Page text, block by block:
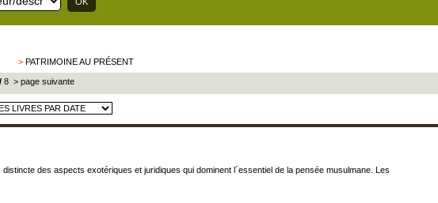
>PATRIMOINE AU PRÉSENT
8 > page suivante
des aspects exotériques et juridiques qui dominent l´essentiel de la pensée musulmane. Les